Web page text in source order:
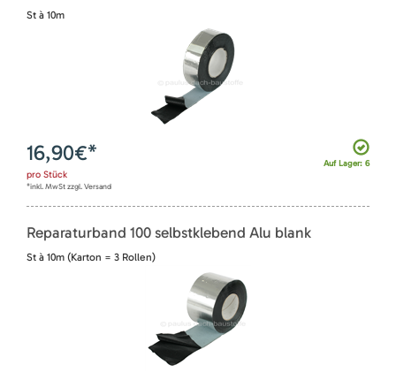
St à 10m
Auf Lager: 6
16,90€*
pro Stück
*inkl. MwSt zzgl. Versand
Reparaturband 100 selbstklebend Alu blank
St à 10m (Karton = 3 Rollen)